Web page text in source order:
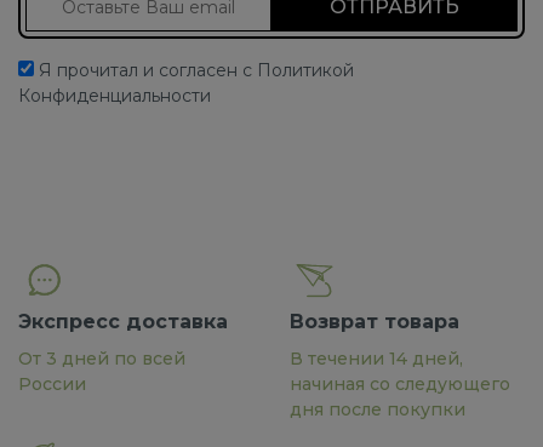
Я прочитал и согласен с Политикой
Конфиденциальности
Экспресс доставка
От 3 дней по всей
России
Возврат товара
В течении 14 дней,
начиная со следующего
дня после покупки